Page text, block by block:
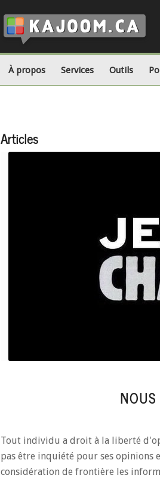
À propos Services Outils
Articles
Tout individu a droit à la liberté
pas être inquiété pour ses opinions
considération de frontière les